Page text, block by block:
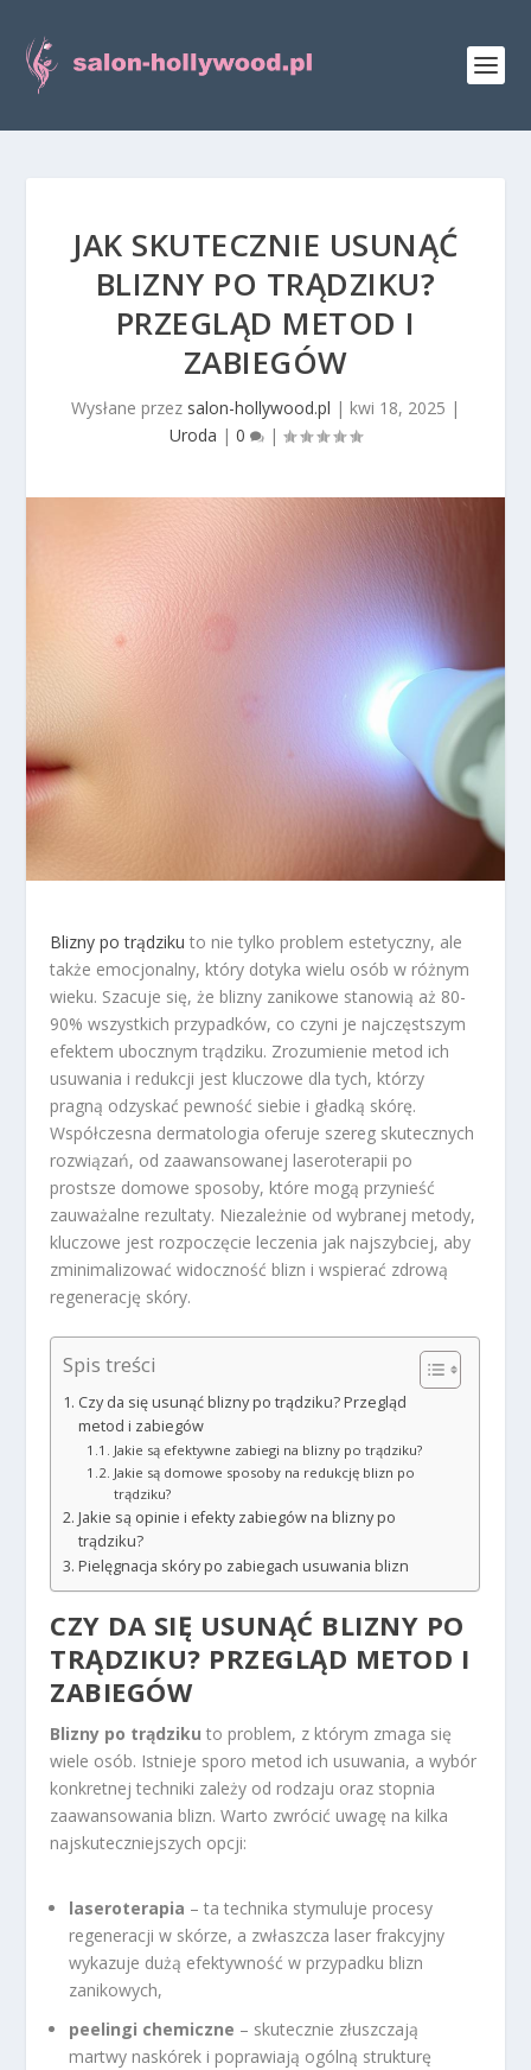
JAK SKUTECZNIE USUNĄĆ
BLIZNY PO TRĄDZIKU?
PRZEGLĄD METOD I
ZABIEGÓW
Wysłane przez salon-hollywood.pl | kwi 18, 2025 |
Uroda | 0 |
Blizny po trądziku to nie tylko problem estetyczny, ale
także emocjonalny, który dotyka wielu osób w różnym
wieku. Szacuje się, że blizny zanikowe stanowią aż 80-
90% wszystkich przypadków, co czyni je najczęstszym
efektem ubocznym trądziku. Zrozumienie metod ich
usuwania i redukcji jest kluczowe dla tych, którzy
pragną odzyskać pewność siebie i gładką skórę.
Współczesna dermatologia oferuje szereg skutecznych
rozwiązań, od zaawansowanej laseroterapii po
prostsze domowe sposoby, które mogą przynieść
zauważalne rezultaty. Niezależnie od wybranej metody,
kluczowe jest rozpoczęcie leczenia jak najszybciej, aby
zminimalizować widoczność blizn i wspierać zdrową
regenerację skóry.
Spis treści
Czy da się usunąć blizny po trądziku? Przegląd
metod i zabiegów
Jakie są efektywne zabiegi na blizny po trądziku?
Jakie są domowe sposoby na redukcję blizn po
trądziku?
Jakie są opinie i efekty zabiegów na blizny po
trądziku?
Pielęgnacja skóry po zabiegach usuwania blizn
CZY DA SIĘ USUNĄĆ BLIZNY PO
TRĄDZIKU? PRZEGLĄD METOD I
ZABIEGÓW
Blizny po trądziku to problem, z którym zmaga się
wiele osób. Istnieje sporo metod ich usuwania, a wybór
konkretnej techniki zależy od rodzaju oraz stopnia
zaawansowania blizn. Warto zwrócić uwagę na kilka
najskuteczniejszych opcji:
laseroterapia – ta technika stymuluje procesy
regeneracji w skórze, a zwłaszcza laser frakcyjny
wykazuje dużą efektywność w przypadku blizn
zanikowych,
peelingi chemiczne – skutecznie złuszczają
martwy naskórek i poprawiają ogólną strukturę